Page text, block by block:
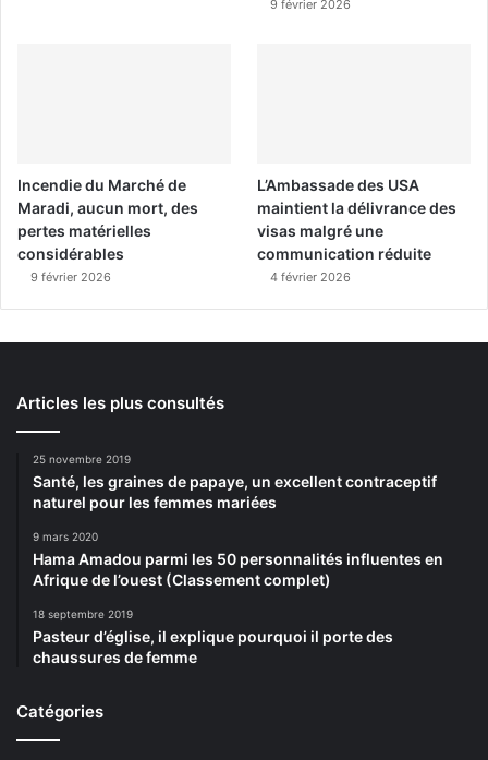
9 février 2026
Incendie du Marché de
Maradi, aucun mort, des
pertes matérielles
considérables
9 février 2026
L’Ambassade des USA
maintient la délivrance des
visas malgré une
communication réduite
4 février 2026
Articles les plus consultés
25 novembre 2019
Santé, les graines de papaye, un excellent contraceptif
naturel pour les femmes mariées
9 mars 2020
Hama Amadou parmi les 50 personnalités influentes en
Afrique de l’ouest (Classement complet)
18 septembre 2019
Pasteur d’église, il explique pourquoi il porte des
chaussures de femme
Catégories